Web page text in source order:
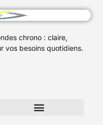
chrono : claire,
vos besoins quotidiens.